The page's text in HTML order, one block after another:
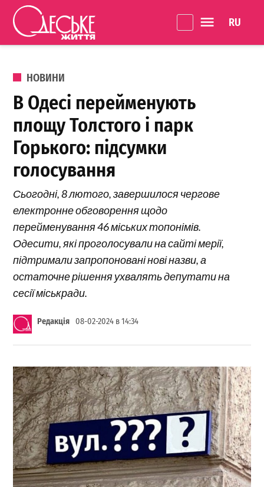
Перейти до вмісту
Життя
ОПУБЛІКОВАНО В
НОВИНИ
В Одесі перейменують
площу Толстого і парк
Горького: підсумки
голосування
Сьогодні, 8 лютого, завершилося чергове
електронне обговорення щодо
перейменування 46 міських топонімів.
Одесити, які проголосували на сайті мерії,
підтримали запропоновані нові назви, а
остаточне рішення ухвалять депутати на
сесії міськради.
Редакція 08-02-2024 в 14:34